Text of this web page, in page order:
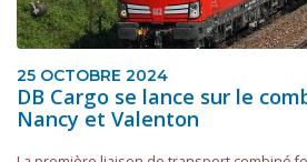
25 OCTOBRE 2024
DB Cargo se lance sur le
Nancy et Valenton